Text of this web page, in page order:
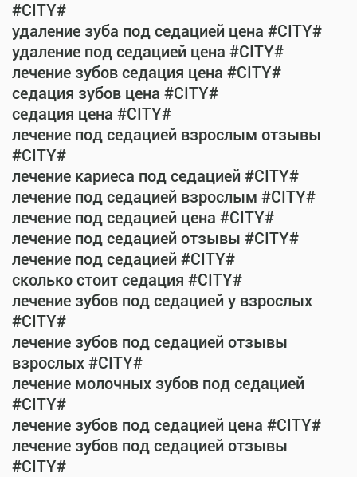
#CITY#
удаление зуба под седацией цена #CITY#
удаление под седацией цена #CITY#
лечение зубов седация цена #CITY#
седация зубов цена #CITY#
седация цена #CITY#
лечение под седацией взрослым отзывы
#CITY#
лечение кариеса под седацией #CITY#
лечение под седацией взрослым #CITY#
лечение под седацией цена #CITY#
лечение под седацией отзывы #CITY#
лечение под седацией #CITY#
сколько стоит седация #CITY#
лечение зубов под седацией у взрослых
#CITY#
лечение зубов под седацией отзывы
взрослых #CITY#
лечение молочных зубов под седацией
#CITY#
лечение зубов под седацией цена #CITY#
лечение зубов под седацией отзывы
#CITY#